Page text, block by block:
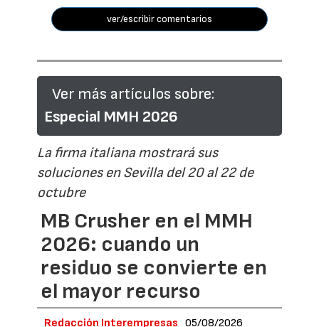
ver/escribir comentarios
Ver más artículos sobre:
Especial MMH 2026
La firma italiana mostrará sus
soluciones en Sevilla del 20 al 22 de
octubre
MB Crusher en el MMH
2026: cuando un
residuo se convierte en
el mayor recurso
Redacción Interempresas 05/08/2026